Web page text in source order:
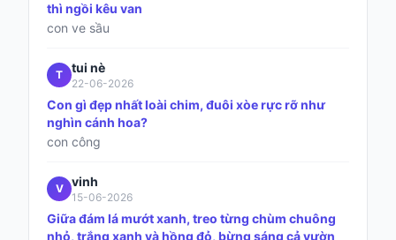
thì ngồi kêu van
con ve sầu
T tui nè
22-06-2026
Con gì đẹp nhất loài chim, đuôi xòe rực rỡ như
nghìn cánh hoa?
con công
V vinh
15-06-2026
Giữa đám lá mướt xanh, treo từng chùm chuông
nhỏ, trắng xanh và hồng đỏ, bừng sáng cả vườn